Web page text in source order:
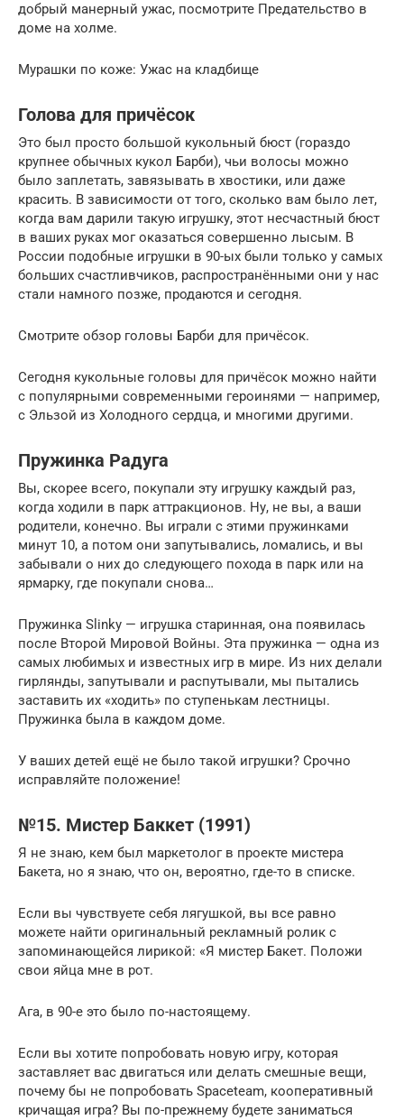
добрый манерный ужас, посмотрите Предательство в
доме на холме.
Мурашки по коже: Ужас на кладбище
Голова для причёсок
Это был просто большой кукольный бюст (гораздо
крупнее обычных кукол Барби), чьи волосы можно
было заплетать, завязывать в хвостики, или даже
красить. В зависимости от того, сколько вам было лет,
когда вам дарили такую игрушку, этот несчастный бюст
в ваших руках мог оказаться совершенно лысым. В
России подобные игрушки в 90-ых были только у самых
больших счастливчиков, распространёнными они у нас
стали намного позже, продаются и сегодня.
Смотрите обзор головы Барби для причёсок.
Сегодня кукольные головы для причёсок можно найти
с популярными современными героинями — например,
с Эльзой из Холодного сердца, и многими другими.
Пружинка Радуга
Вы, скорее всего, покупали эту игрушку каждый раз,
когда ходили в парк аттракционов. Ну, не вы, а ваши
родители, конечно. Вы играли с этими пружинками
минут 10, а потом они запутывались, ломались, и вы
забывали о них до следующего похода в парк или на
ярмарку, где покупали снова…
Пружинка Slinky — игрушка старинная, она появилась
после Второй Мировой Войны. Эта пружинка — одна из
самых любимых и известных игр в мире. Из них делали
гирлянды, запутывали и распутывали, мы пытались
заставить их «ходить» по ступенькам лестницы.
Пружинка была в каждом доме.
У ваших детей ещё не было такой игрушки? Срочно
исправляйте положение!
№15. Мистер Баккет (1991)
Я не знаю, кем был маркетолог в проекте мистера
Бакета, но я знаю, что он, вероятно, где-то в списке.
Если вы чувствуете себя лягушкой, вы все равно
можете найти оригинальный рекламный ролик с
запоминающейся лирикой: «Я мистер Бакет. Положи
свои яйца мне в рот.
Ага, в 90-е это было по-настоящему.
Если вы хотите попробовать новую игру, которая
заставляет вас двигаться или делать смешные вещи,
почему бы не попробовать Spaceteam, кооперативный
кричащая игра? Вы по-прежнему будете заниматься